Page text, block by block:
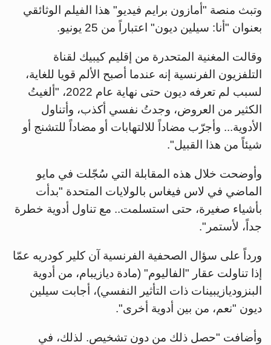
وتبث منصة "أمازون برايم فيديو" هذا الفيلم الوثائقي
بعنوان "أنا: سيلين ديون" اعتباراً من 25 يونيو.
وقالت المغنية المتحدرة من إقليم كيبيك لقناة
التلفزيون الفرنسية إنه عندما أصبح الألم قويا للغاية،
لسبب لم تعرفه ديون حتى نهاية عام 2022، "ألغيتُ
الكثير من العروض، وجدتُ نفسي أكذب، وأتناول
الأدوية... وأجرّب مضاداً للالتهابات أو مضاداً للتشنج أو
شيئاً من هذا القبيل".
وأوضحت خلال هذه المقابلة التي سُجّلت في مايو
الماضي في لاس فيغاس بالولايات المتحدة "بدأت
بأشياء صغيرة، حتى استسلمت.. مع تناول أدوية خطرة
جداً، لأستمر".
ورداً على سؤال الصحفية الفرنسية آن كلير كودريه عمّا
إذا تناولت عقار "الفاليوم" (مادة ديازيبام، من أدوية
البنزوديازيبينات ذات التأثير النفسي)، أجابت سيلين
ديون "نعم، من بين أدوية أخرى".
وأضافت "حصل ذلك من دون تشخيص. لذلك، في